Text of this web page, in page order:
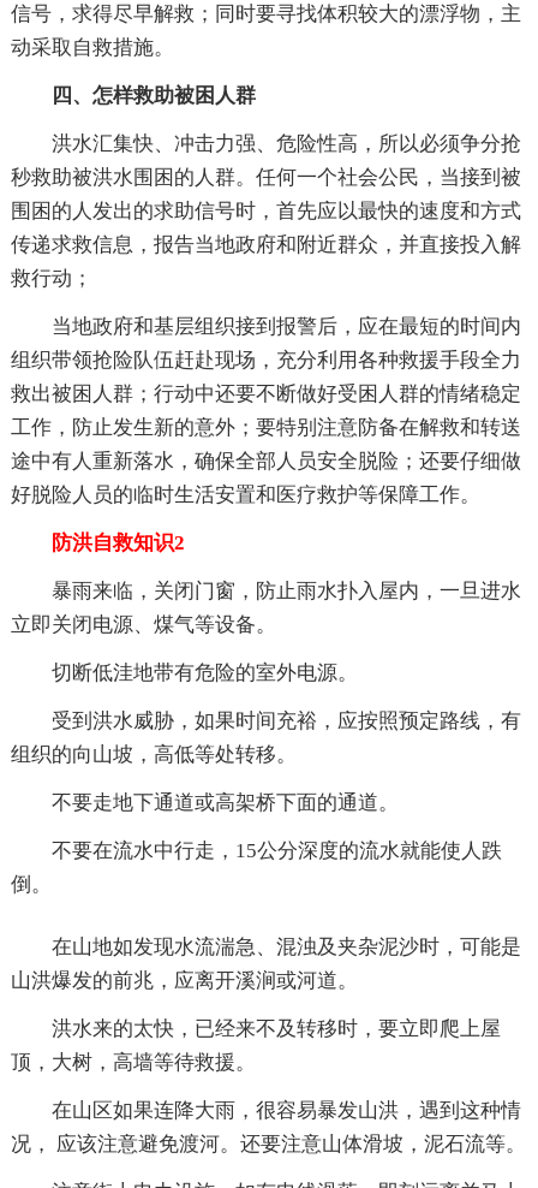
信号，求得尽早解救；同时要寻找体积较大的漂浮物，主
动采取自救措施。
四、怎样救助被困人群
洪水汇集快、冲击力强、危险性高，所以必须争分抢
秒救助被洪水围困的人群。任何一个社会公民，当接到被
围困的人发出的求助信号时，首先应以最快的速度和方式
传递求救信息，报告当地政府和附近群众，并直接投入解
救行动；
当地政府和基层组织接到报警后，应在最短的时间内
组织带领抢险队伍赶赴现场，充分利用各种救援手段全力
救出被困人群；行动中还要不断做好受困人群的情绪稳定
工作，防止发生新的意外；要特别注意防备在解救和转送
途中有人重新落水，确保全部人员安全脱险；还要仔细做
好脱险人员的临时生活安置和医疗救护等保障工作。
防洪自救知识2
暴雨来临，关闭门窗，防止雨水扑入屋内，一旦进水
立即关闭电源、煤气等设备。
切断低洼地带有危险的室外电源。
受到洪水威胁，如果时间充裕，应按照预定路线，有
组织的向山坡，高低等处转移。
不要走地下通道或高架桥下面的通道。
不要在流水中行走，15公分深度的流水就能使人跌
倒。
在山地如发现水流湍急、混浊及夹杂泥沙时，可能是
山洪爆发的前兆，应离开溪涧或河道。
洪水来的太快，已经来不及转移时，要立即爬上屋
顶，大树，高墙等待救援。
在山区如果连降大雨，很容易暴发山洪，遇到这种情
况， 应该注意避免渡河。还要注意山体滑坡，泥石流等。